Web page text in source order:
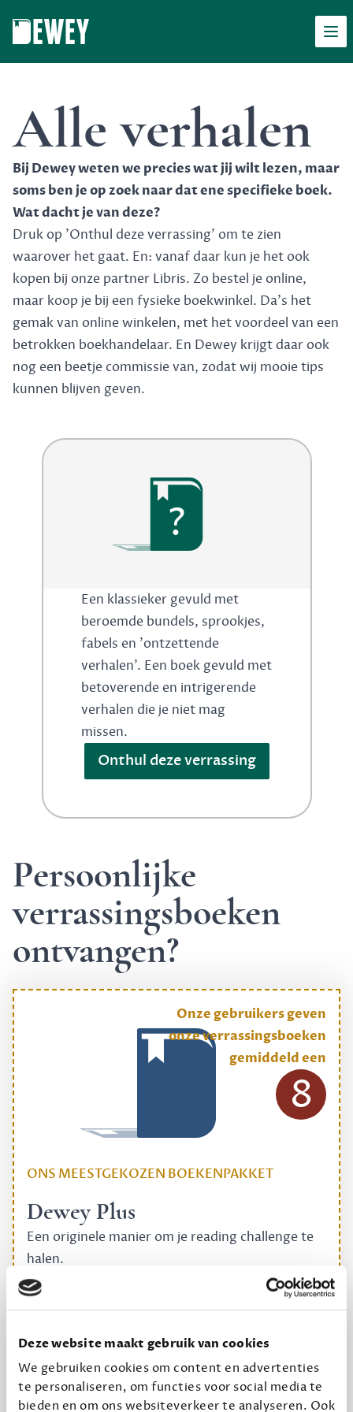
Deze website maakt gebruik van cookies
We gebruiken cookies om content en advertenties
te personaliseren, om functies voor social media te
bieden en om ons websiteverkeer te analyseren. Ook
Alle verhalen
Bij Dewey weten we precies wat jij wilt lezen, maar
soms ben je op zoek naar dat ene specifieke boek.
Wat dacht je van deze?
Druk op 'Onthul deze verrassing' om te zien
waarover het gaat. En: vanaf daar kun je het ook
kopen bij onze partner Libris. Zo bestel je online,
maar koop je bij een fysieke boekwinkel. Da's het
gemak van online winkelen, met het voordeel van een
betrokken boekhandelaar. En Dewey krijgt daar ook
nog een beetje commissie van, zodat wij mooie tips
kunnen blijven geven.
?
Een klassieker gevuld met
beroemde bundels, sprookjes,
fabels en 'ontzettende
verhalen'. Een boek gevuld met
betoverende en intrigerende
verhalen die je niet mag
missen.
Onthul deze verrassing
Persoonlijke
verrassingsboeken
ontvangen?
ONS MEESTGEKOZEN BOEKENPAKKET
Dewey Plus
Een originele manier om je reading challenge te
halen.
12,50 per maand, incl. verzending
Geef cadeau
Onze gebruikers geven
onze verrassingsboeken
gemiddeld een
8